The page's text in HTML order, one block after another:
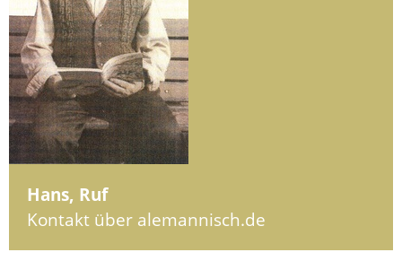
Hans, Ruf
Kontakt über alemannisch.de